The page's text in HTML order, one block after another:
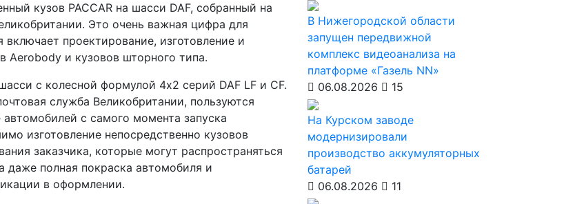
кузов PACCAR на шасси DAF, собранный на
Это очень важная цифра для
проектирование, изготовление и
Aerobody и кузовов шторного типа.
с колесной формулой 4x2 серий DAF LF и CF.
служба Великобритании, пользуются
с самого момента запуска
изготовление непосредственно кузовов
заказчика, которые могут распространяться
даже полная покраска автомобиля и
в оформлении.
В Нижегородской области
запущен передвижной
комплекс видеоанализа на
платформе «Газель NN»
06.08.2026
15
На Курском заводе
модернизировали
производство аккумуляторных
батарей
06.08.2026
11